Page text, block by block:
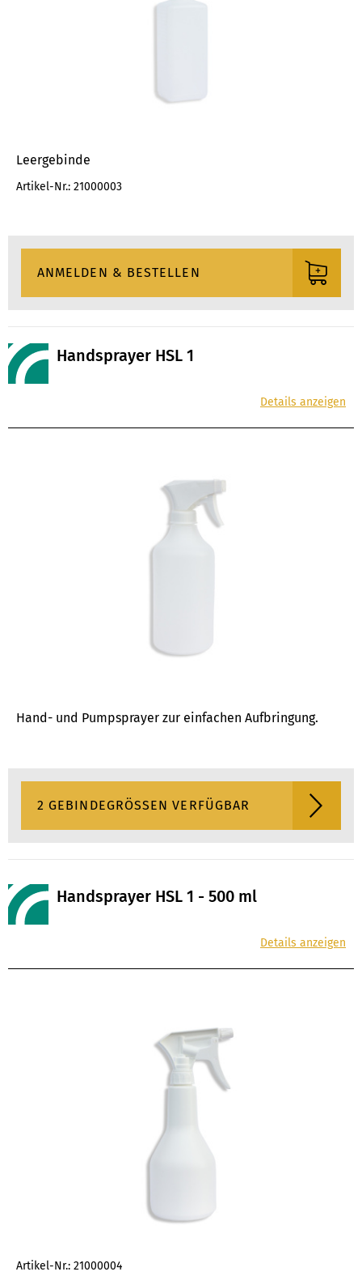
Leergebinde
Artikel-Nr.: 21000003
Handsprayer HSL 1
Details anzeigen
Hand- und Pumpsprayer zur einfachen Aufbringung.
2 GEBINDEGRÖSSEN VERFÜGBAR
Handsprayer HSL 1 - 500 ml
Details anzeigen
Artikel-Nr.: 21000004